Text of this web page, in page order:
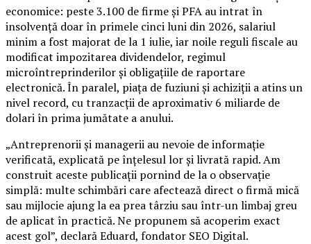
economice: peste 3.100 de firme și PFA au intrat în
insolvență doar în primele cinci luni din 2026, salariul
minim a fost majorat de la 1 iulie, iar noile reguli fiscale au
modificat impozitarea dividendelor, regimul
microîntreprinderilor și obligațiile de raportare
electronică. În paralel, piața de fuziuni și achiziții a atins un
nivel record, cu tranzacții de aproximativ 6 miliarde de
dolari în prima jumătate a anului.
„Antreprenorii și managerii au nevoie de informație
verificată, explicată pe înțelesul lor și livrată rapid. Am
construit aceste publicații pornind de la o observație
simplă: multe schimbări care afectează direct o firmă mică
sau mijlocie ajung la ea prea târziu sau într-un limbaj greu
de aplicat în practică. Ne propunem să acoperim exact
acest gol”, declară Eduard, fondator SEO Digital.